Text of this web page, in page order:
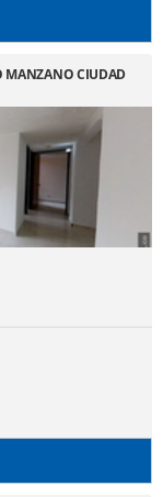
MANZANO CIUDAD